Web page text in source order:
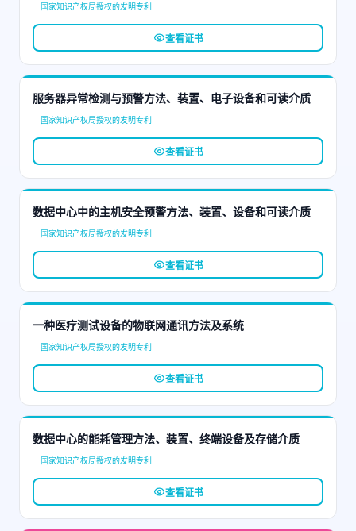
国家知识产权局授权的发明专利
查看证书
服务器异常检测与预警方法、装置、电子设备和可读介质
国家知识产权局授权的发明专利
查看证书
数据中心中的主机安全预警方法、装置、设备和可读介质
国家知识产权局授权的发明专利
查看证书
一种医疗测试设备的物联网通讯方法及系统
国家知识产权局授权的发明专利
查看证书
数据中心的能耗管理方法、装置、终端设备及存储介质
国家知识产权局授权的发明专利
查看证书